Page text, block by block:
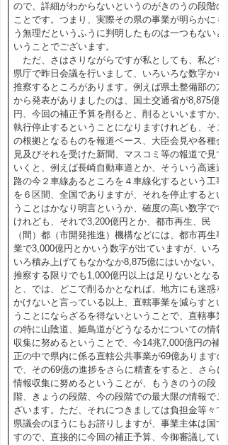
ので、詳細がわからないというのがきのうの段階の
ことです。つまり、実際その県の事業が明らかにも
う無理だというふうに判明したものは一つもないと
いうことでございます。
ただ、さはさりながらですが私としても、私ども
県庁で昨日会議を行いまして、いろいろな数字から
推察するところがあります。例えば県土整備部の方
から発表がありましたのは、国土交通省が8,875億
円、今回の補正予算を削ると、削るといいますか、
執行停止するということになりますけれども、そこ
の根拠となるものを報道ベース、大臣会見や各種会
見及びそれを受けた新聞、マスコミ等の報道で見て
いくと、例えば長崎自動車道とか、そういう高速道
路の今２車線あるところを４車線化するという工事
を６区間、全国でありますが、それを停止するとい
うことはかなり明言というか、確度の高い数字です
けれども、それで3,200億円とか、都市再生、民
（間）都（市開発推進）機構などには、都市再生事
業で3,000億円とかいう数字が出ていますが、いろ
いろ積み上げてもなかなか8,875億にはいかない。
推察する限りでも1,000億円以上は足りないとなる
と、では、どこで削るかとなれば、地方にも迷惑を
かけないと言っている以上、直轄事業を減らすとい
うことにならざるを得ないということで、直轄事業
の特に山陰道、姫鳥道がどうなるかについての情報
収集に努めるということで、今14兆7,000億円の補
正の中で県内に係る直轄公共事業が69億ありますの
で、その69億の進捗をさらに精査をすると、さらに
情報収集に努めるということが、もうきのうの段
階、きょうの段階、今の段階での最大限の情報でご
ざいます。ただ、それにつきましては負担金等々で
県議会のほうにもお諮りしますが、事業主体は国で
すので、直接的に今回の補正予算、今御審議してい